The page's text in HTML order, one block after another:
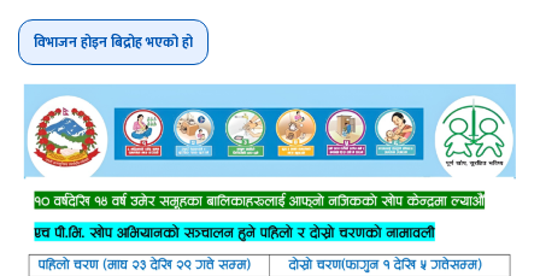
विभाजन होइन बिद्रोह भएको हो